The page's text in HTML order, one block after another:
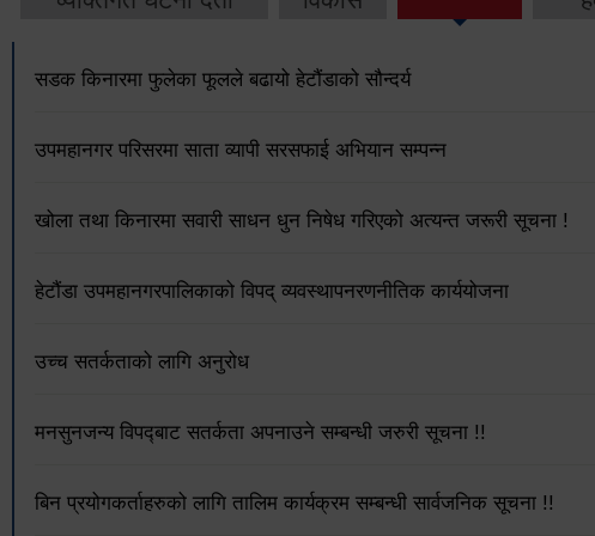
सडक किनारमा फुलेका फूलले बढायो हेटौंडाको सौन्दर्य
उपमहानगर परिसरमा साता व्यापी सरसफाई अभियान सम्पन्न
खोला तथा किनारमा सवारी साधन धुन निषेध गरिएको अत्यन्त जरूरी सूचना !
हेटौंडा उपमहानगरपालिकाको विपद् व्यवस्थापनरणनीतिक कार्ययोजना
उच्च सतर्कताको लागि अनुरोध
मनसुनजन्य विपद्‍बाट सतर्कता अपनाउने सम्बन्धी जरुरी सूचना !!
बिन प्रयोगकर्ताहरुको लागि तालिम कार्यक्रम सम्बन्धी सार्वजनिक सूचना !!